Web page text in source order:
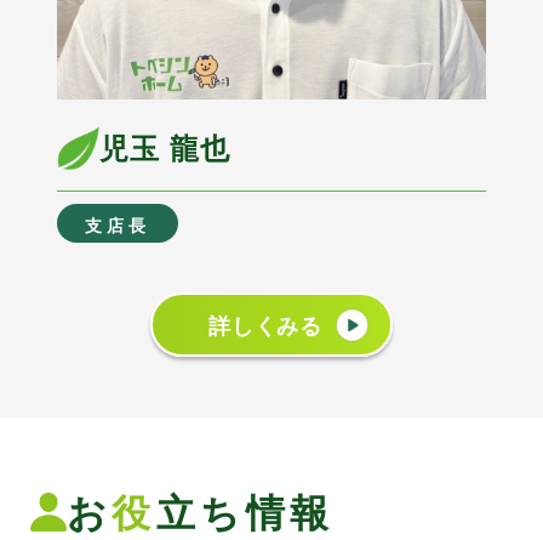
児玉 龍也
支店長
詳しくみる
お役立ち情報